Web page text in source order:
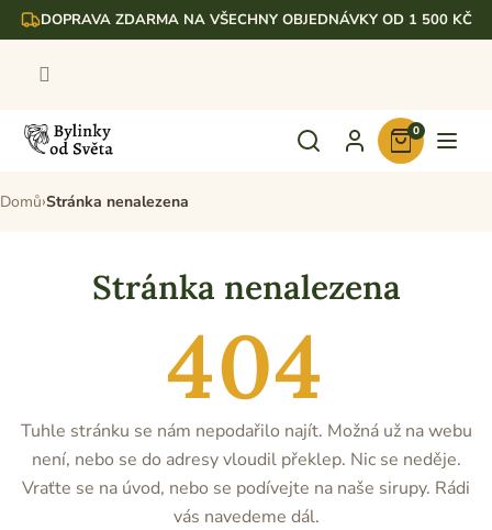
Přejít DOPRAVA ZDARMA NA VŠECHNY OBJEDNÁVKY OD 1 500 KČ
Nákupní
košík
0
Domů Stránka nenalezena
Stránka nenalezena
404
Tuhle stránku se nám nepodařilo najít. Možná už na webu
není, nebo se do adresy vloudil překlep. Nic se neděje.
Vraťte se na úvod, nebo se podívejte na naše sirupy. Rádi
vás navedeme dál.